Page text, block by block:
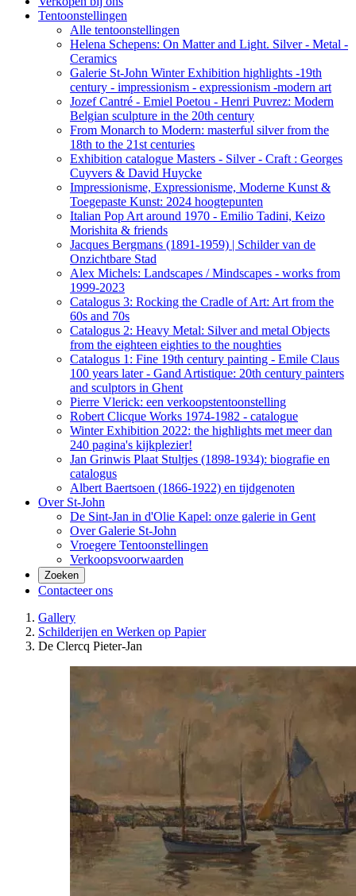
Tentoonstellingen
Alle tentoonstellingen
Helena Schepens: On Matter and Light. Silver - Metal -
Ceramics
Galerie St-John Winter Exhibition highlights -19th
century - impressionism - expressionism -modern art
Jozef Cantré - Emiel Poetou - Henri Puvrez: Modern
Belgian sculpture in the 20th century
From Monarch to Modern: masterful silver from the
18th to the 21st centuries
Exhibition catalogue Masters - Silver - Craft : Georges
Cuyvers & David Huycke
Impressionisme, Expressionisme, Moderne Kunst &
Toegepaste Kunst: 2024 hoogtepunten
Italian Pop Art around 1970 - Emilio Tadini, Keizo
Morishita & friends
Jacques Bergmans (1891-1959) | Schilder van de
Onzichtbare Stad
Alex Michels: Landscapes / Mindscapes - works from
1999-2023
Catalogus 3: Rocking the Cradle of Art: Art from the
60s and 70s
Catalogus 2: Heavy Metal: Silver and metal Objects
from the eighteen eighties to the noughties
Catalogus 1: Fine 19th century painting - Emile Claus
100 years later - Gand Artistique: 20th century painters
and sculptors in Ghent
Pierre Vlerick: een verkoopstentoonstelling
Robert Clicque Works 1974-1982 - catalogue
Winter Exhibition 2022: the highlights met meer dan
240 pagina's kijkplezier!
Jan Grinwis Plaat Stultjes (1898-1934): biografie en
catalogus
Albert Baertsoen (1866-1922) en tijdgenoten
Over St-John
De Sint-Jan in d'Olie Kapel: onze galerie in Gent
Over Galerie St-John
Vroegere Tentoonstellingen
Verkoopsvoorwaarden
Zoeken
Contacteer ons
Gallery
Schilderijen en Werken op Papier
De Clercq Pieter-Jan